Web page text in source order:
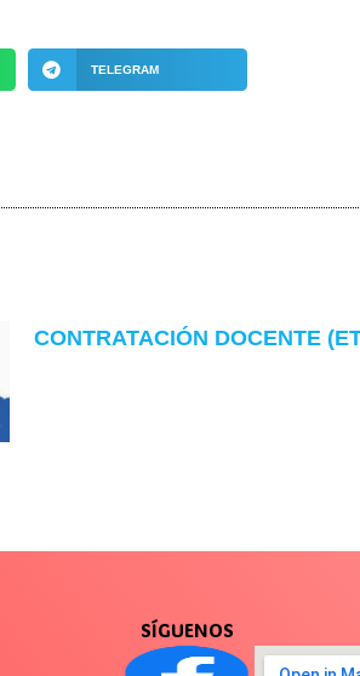
TELEGRAM
CONTRATACIÓN DOCENTE
SÍGUENOS